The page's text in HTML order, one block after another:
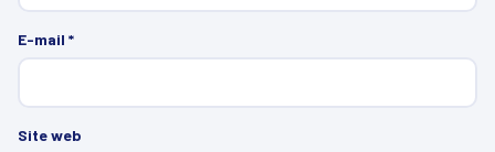
E-mail *
Site web